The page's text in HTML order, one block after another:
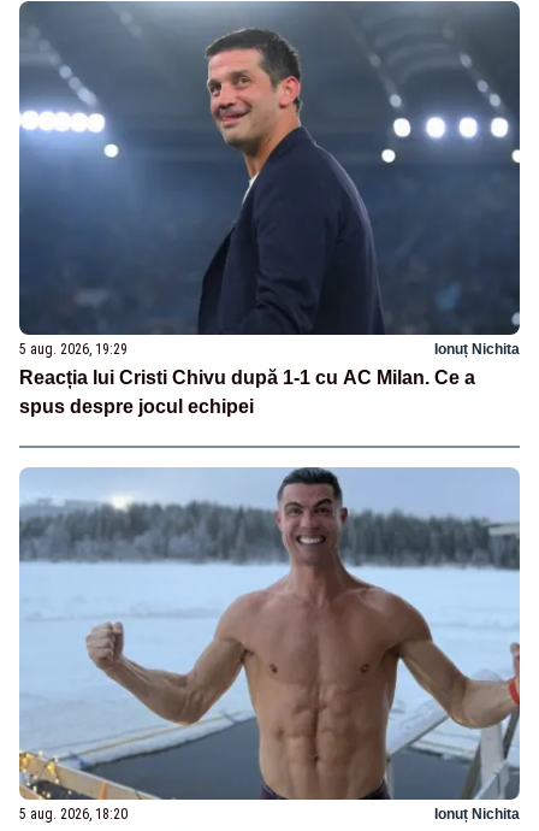
5 aug. 2026, 19:29 Ionuț Nichita
Reacția lui Cristi Chivu după 1-1 cu AC Milan. Ce a
spus despre jocul echipei
5 aug. 2026, 18:20 Ionuț Nichita